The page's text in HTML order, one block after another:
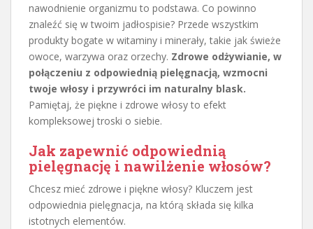
nawodnienie organizmu to podstawa. Co powinno
znaleźć się w twoim jadłospisie? Przede wszystkim
produkty bogate w witaminy i minerały, takie jak świeże
owoce, warzywa oraz orzechy. Zdrowe odżywianie, w
połączeniu z odpowiednią pielęgnacją, wzmocni
twoje włosy i przywróci im naturalny blask.
Pamiętaj, że piękne i zdrowe włosy to efekt
kompleksowej troski o siebie.
Jak zapewnić odpowiednią
pielęgnację i nawilżenie włosów?
Chcesz mieć zdrowe i piękne włosy? Kluczem jest
odpowiednia pielęgnacja, na którą składa się kilka
istotnych elementów.